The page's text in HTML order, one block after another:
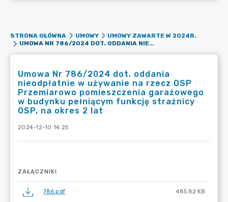
STRONA GŁÓWNA UMOWY
UMOWY ZAWARTE W 2024R.
UMOWA NR 786/2024 DOT. ODDANIA NIEODPŁATNIE W UŻYWANIE NA RZECZ OSP PRZEMIAROWO POMIESZCZENIA GARAŻOWEGO W BUDYNKU PEŁNIĄCYM FUNKCJĘ STRAŻNICY OSP, NA OKRES 2 LAT
Umowa Nr 786/2024 dot. oddania
nieodpłatnie w używanie na rzecz OSP
Przemiarowo pomieszczenia garażowego
w budynku pełniącym funkcję strażnicy
OSP, na okres 2 lat
2024-12-10 14:25
ZAŁĄCZNIKI
786.pdf 485.82 KB